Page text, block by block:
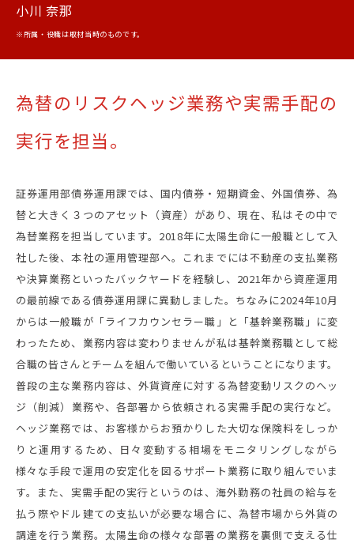
小川 奈那
※所属・役職は取材当時のものです。
為替のリスクヘッジ業務や実需手配の
実行を担当。
証券運用部債券運用課では、国内債券・短期資金、外国債券、為
替と大きく３つのアセット（資産）があり、現在、私はその中で
為替業務を担当しています。2018年に太陽生命に一般職として入
社した後、本社の運用管理部へ。これまでには不動産の支払業務
や決算業務といったバックヤードを経験し、2021年から資産運用
の最前線である債券運用課に異動しました。ちなみに2024年10月
からは一般職が「ライフカウンセラー職」と「基幹業務職」に変
わったため、業務内容は変わりませんが私は基幹業務職として総
合職の皆さんとチームを組んで働いているということになります。
普段の主な業務内容は、外貨資産に対する為替変動リスクのヘッ
ジ（削減）業務や、各部署から依頼される実需手配の実行など。
ヘッジ業務では、お客様からお預かりした大切な保険料をしっか
りと運用するため、日々変動する相場をモニタリングしながら
様々な手段で運用の安定化を図るサポート業務に取り組んでいま
す。また、実需手配の実行というのは、海外勤務の社員の給与を
払う際やドル建ての支払いが必要な場合に、為替市場から外貨の
調達を行う業務。太陽生命の様々な部署の業務を裏側で支える仕